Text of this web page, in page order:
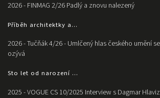
2026 - FINMAG 2/26 Padlý a znovu nalezený
Příběh architektky a...
2026 - Tučňák 4/26 - Umlčený hlas českého umění
ozývá
Sto let od narození ...
2025 - VOGUE CS 10/2025 Interview s Dagmar